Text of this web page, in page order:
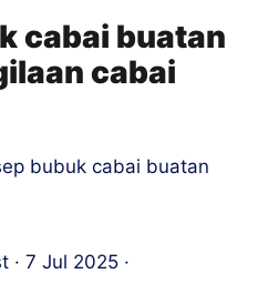
cabai buatan
cabai
bubuk cabai buatan
· 7 Jul 2025 ·